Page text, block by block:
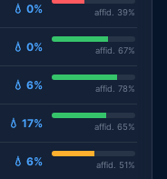
💧 0% affid. 39%
💧 0% affid. 67%
💧 6% affid. 78%
💧 17% affid. 65%
💧 6% affid. 51%